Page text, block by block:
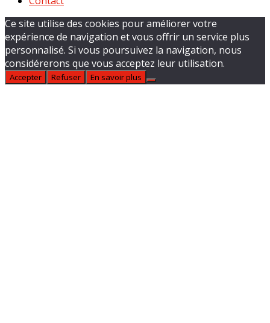
Ce site utilise des cookies pour améliorer votre
expérience de navigation et vous offrir un service plus
personnalisé. Si vous poursuivez la navigation, nous
considérerons que vous acceptez leur utilisation.
Accepter Refuser En savoir plus